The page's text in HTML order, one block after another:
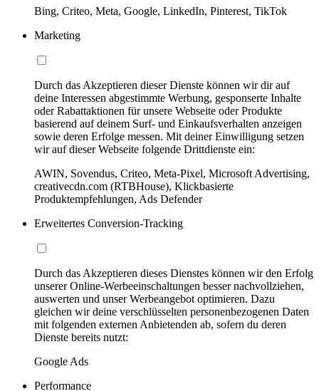
Bing, Criteo, Meta, Google, LinkedIn, Pinterest, TikTok
Marketing
Durch das Akzeptieren dieser Dienste können wir dir auf
deine Interessen abgestimmte Werbung, gesponserte Inhalte
oder Rabattaktionen für unsere Webseite oder Produkte
basierend auf deinem Surf- und Einkaufsverhalten anzeigen
sowie deren Erfolge messen. Mit deiner Einwilligung setzen
wir auf dieser Webseite folgende Drittdienste ein:
AWIN, Sovendus, Criteo, Meta-Pixel, Microsoft Advertising,
creativecdn.com (RTBHouse), Klickbasierte
Produktempfehlungen, Ads Defender
Erweitertes Conversion-Tracking
Durch das Akzeptieren dieses Dienstes können wir den Erfolg
unserer Online-Werbeeinschaltungen besser nachvollziehen,
auswerten und unser Werbeangebot optimieren. Dazu
gleichen wir deine verschlüsselten personenbezogenen Daten
mit folgenden externen Anbietenden ab, sofern du deren
Dienste bereits nutzt:
Google Ads
Performance